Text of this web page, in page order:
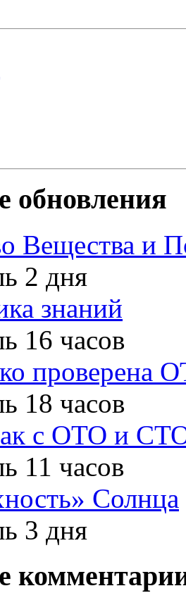
обновления
Вещества и
2 дня
знаний
16 часов
проверена
18 часов
с ОТО и
11 часов
Солнца
3 дня